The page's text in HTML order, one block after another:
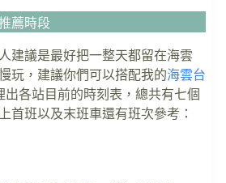
薦時段
建議是最好把一整天都留在海雲
玩，建議你們可以搭配我的海雲台
出各站目前的時刻表，總共有七個
首班以及末班車還有班次參考：